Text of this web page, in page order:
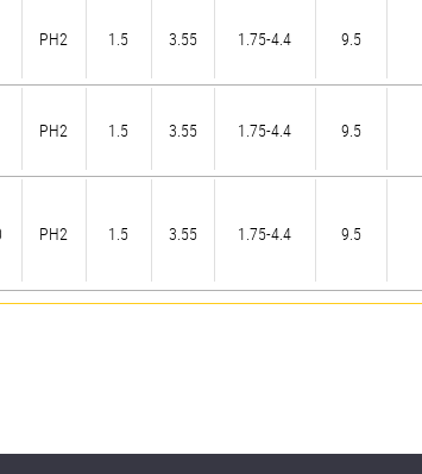
PH2 1.5 3.55 1.75-4.4 9.5
PH2 1.5 3.55 1.75-4.4 9.5
PH2 1.5 3.55 1.75-4.4 9.5